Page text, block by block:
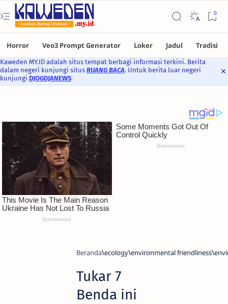
Kaweden MY.ID adalah situs tempat berbagi informasi terkini. Berita
dalam negeri kunjungi situs RUANG BACA. Untuk berita luar negeri
kunjungi DJOGDJANEWS
Beranda ecology environmental friendliness
Tukar 7
Benda ini